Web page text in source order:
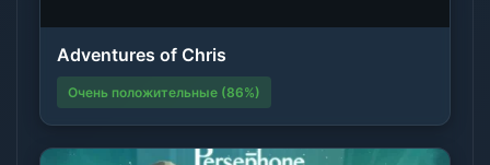
Adventures of Chris
Очень положительные (86%)